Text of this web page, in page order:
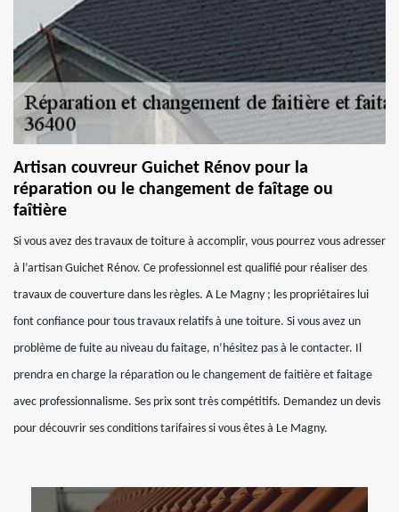
Artisan couvreur Guichet Rénov pour la
réparation ou le changement de faîtage ou
faîtière
Si vous avez des travaux de toiture à accomplir, vous pourrez vous adresser
à l’artisan Guichet Rénov. Ce professionnel est qualifié pour réaliser des
travaux de couverture dans les règles. A Le Magny ; les propriétaires lui
font confiance pour tous travaux relatifs à une toiture. Si vous avez un
problème de fuite au niveau du faitage, n’hésitez pas à le contacter. Il
prendra en charge la réparation ou le changement de faitière et faitage
avec professionnalisme. Ses prix sont très compétitifs. Demandez un devis
pour découvrir ses conditions tarifaires si vous êtes à Le Magny.